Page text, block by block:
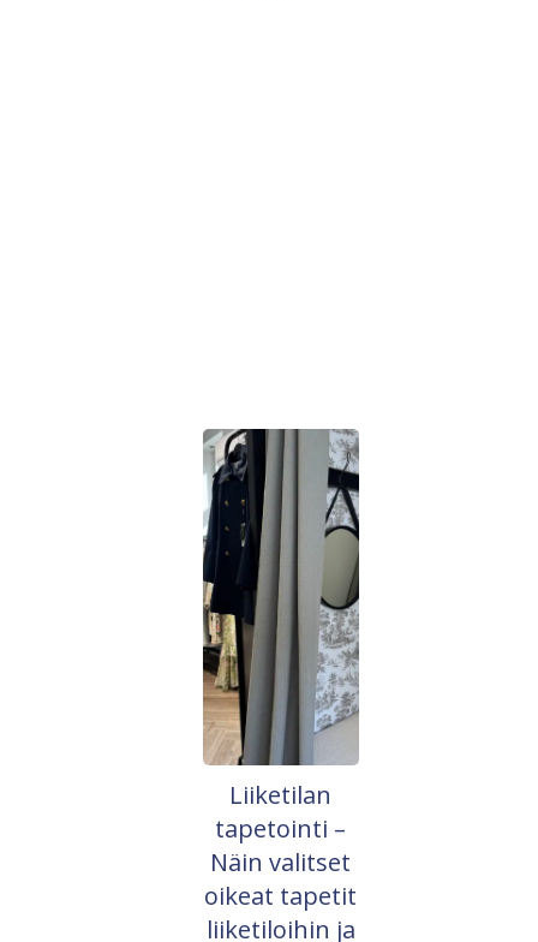
Liiketilan
tapetointi –
Näin valitset
oikeat tapetit
liiketiloihin ja